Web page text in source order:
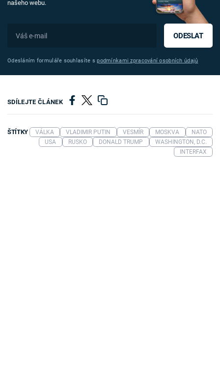
našeho webu.
ODESLAT
Odesláním formuláře souhlasíte spodmínkami zpracování osobních údajů
SDÍLEJTE ČLÁNEK
ŠTÍTKY VÁLKA VLADIMIR PUTIN VESMÍR MOSKVA
NATO
USA
RUSKO DONALD TRUMP
WASHINGTON, D.C.
INTERFAX